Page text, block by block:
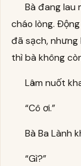
Bà đang lau
cháo lòng.
đã sạch, nhưng
thì bà không
Lâm nuốt
“Cô ơi.”
Bà Ba Lành
“Gì?”